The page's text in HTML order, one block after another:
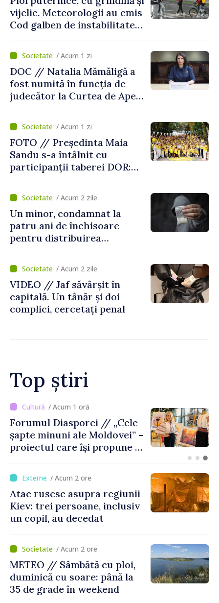
vijelie. Meteorologii au emis
Cod galben de instabilitate
/ Acum 1 zi
DOC // Natalia Mămăligă a
fost numită în funcția de
judecător la Curtea de Apel
/ Acum 1 zi
FOTO // Președinta Maia
Sandu s-a întâlnit cu
participanții taberei DOR:
noastră rămâne puternică”
/ Acum 2 zile
Un minor, condamnat la
patru ani de închisoare
pentru distribuirea
/ Acum 2 zile
VIDEO // Jaf săvârșit în
capitală. Un tânăr și doi
complici, cercetați penal
Top știri
/ Acum 56 minute
Trafic intens PTF
Giurgiulești-Galați, pe
sensul de ieșire din
/ Acum 2 ore
Atac rusesc asupra regiunii
Kiev: trei persoane, inclusiv
un copil, au decedat
/ Acum 2 ore
METEO // Sâmbătă cu ploi,
duminică cu soare: până la
35 de grade în weekend